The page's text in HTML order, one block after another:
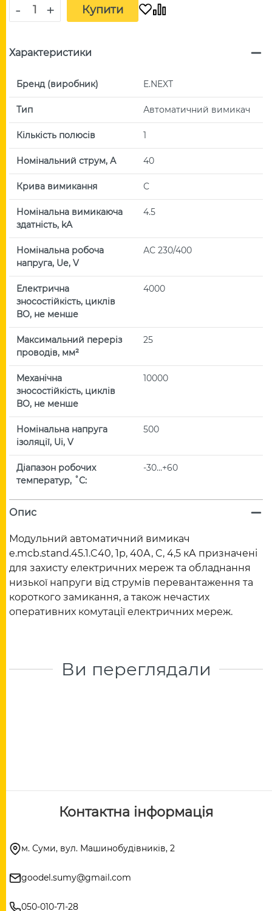
- + Купити
Характеристики
Бренд (виробник) E.NEXT
Тип Автоматичний вимикач
Кількість полюсів 1
Номінальний струм, А 40
Крива вимикання C
Номінальна вимикаюча
здатність, kA
4.5
Номінальна робоча
напруга, Uе, V
АС 230/400
Електрична
зносостійкість, циклів
ВО, не менше
4000
Максимальний переріз
проводів, мм²
25
Механічна
зносостійкість, циклів
ВО, не менше
10000
Номінальна напруга
ізоляції, Ui, V
500
Діапазон робочих
температур, ˚С:
-30…+60
Опис
Модульний автоматичний вимикач
e.mcb.stand.45.1.C40, 1р, 40А, C, 4,5 кА призначені
для захисту електричних мереж та обладнання
низької напруги від струмів перевантаження та
короткого замикання, а також нечастих
оперативних комутації електричних мереж.
Ви переглядали
Контактна інформація
м. Суми, вул. Машинобудівників, 2
goodel.sumy@gmail.com
050-010-71-28